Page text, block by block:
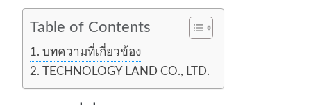
Table of Contents
บทความที่เกี่ยวข้อง
TECHNOLOGY LAND CO., LTD.